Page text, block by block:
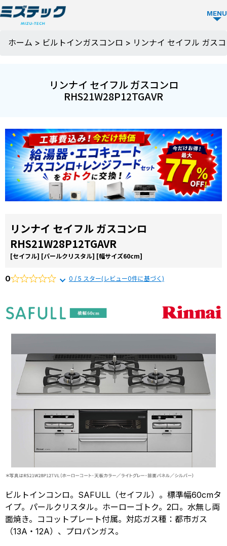
MENU
ビルトイ
ぶ
メーカーか
ら選ぶ
リンナイ
から選ぶ
ら選ぶ
ミズテック
の強み
選ばれる理
由
交換費用
施工事例
お役立ち
コラム
よくある
ホーム > ビルトインガスコンロ > リンナイ セイフル ガス
リンナイ セイフル ガスコンロ
RHS21W28P12TGAVR
リンナイ セイフル ガスコンロ
RHS21W28P12TGAVR
[セイフル] [パールクリスタル] [幅サイズ60cm]
0 0 / 5 スター(レビュー0件に基づく)
ビルトインコンロ。SAFULL（セイフル）。標準幅60cmタ
イプ。パールクリスタル。ホーローゴトク。2口。水無し両
面焼き。ココットプレート付属。対応ガス種：都市ガス
（13A・12A）、プロパンガス。